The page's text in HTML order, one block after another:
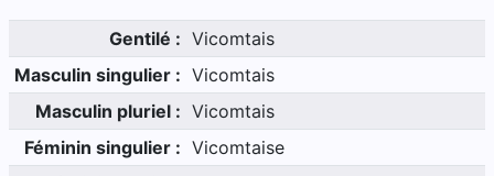
Gentilé : Vicomtais
Masculin singulier : Vicomtais
Masculin pluriel : Vicomtais
Féminin singulier : Vicomtaise